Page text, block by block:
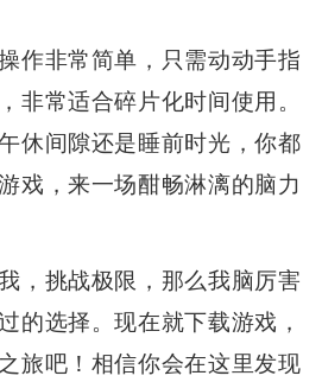
作非常简单，只需动动手指
非常适合碎片化时间使用。
休间隙还是睡前时光，你都
戏，来一场酣畅淋漓的脑力
，挑战极限，那么我脑厉害
的选择。现在就下载游戏，
旅吧！相信你会在这里发现